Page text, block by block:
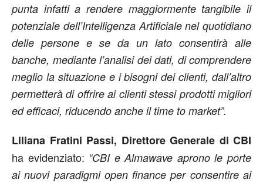
punta infatti a rendere maggiormente tangibile il
potenziale dell’Intelligenza Artificiale nel quotidiano
delle persone e se da un lato consentirà alle
banche, mediante l’analisi dei dati, di comprendere
meglio la situazione e i bisogni dei clienti, dall’altro
permetterà di offrire ai clienti stessi prodotti migliori
ed efficaci, riducendo anche il time to market”.
Liliana Fratini Passi, Direttore Generale di CBI
ha evidenziato: “CBI e Almawave aprono le porte
ai nuovi paradigmi open finance per consentire ai